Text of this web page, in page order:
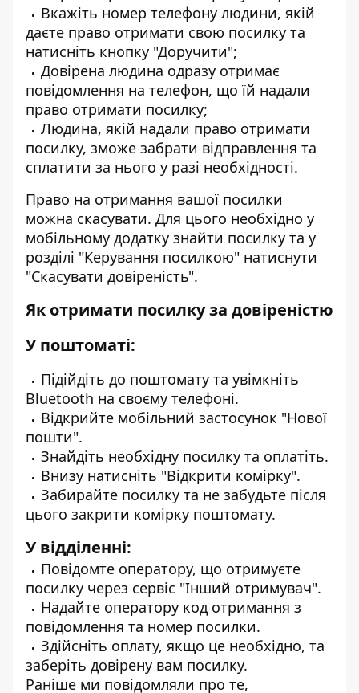
Вкажіть номер телефону людини, якій
даєте право отримати свою посилку та
натисніть кнопку "Доручити";
Довірена людина одразу отримає
повідомлення на телефон, що їй надали
право отримати посилку;
Людина, якій надали право отримати
посилку, зможе забрати відправлення та
сплатити за нього у разі необхідності.
Право на отримання вашої посилки
можна скасувати. Для цього необхідно у
мобільному додатку знайти посилку та у
розділі "Керування посилкою" натиснути
"Скасувати довіреність".
Як отримати посилку за довіреністю
У поштоматі:
Підійдіть до поштомату та увімкніть
Bluetooth на своєму телефоні.
Відкрийте мобільний застосунок "Нової
пошти".
Знайдіть необхідну посилку та оплатіть.
Внизу натисніть "Відкрити комірку".
Забирайте посилку та не забудьте після
цього закрити комірку поштомату.
У відділенні:
Повідомте оператору, що отримуєте
посилку через сервіс "Інший отримувач".
Надайте оператору код отримання з
повідомлення та номер посилки.
Здійсніть оплату, якщо це необхідно, та
заберіть довірену вам посилку.
Раніше ми повідомляли про те,